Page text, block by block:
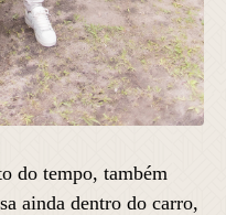
do tempo, também
ainda dentro do carro,